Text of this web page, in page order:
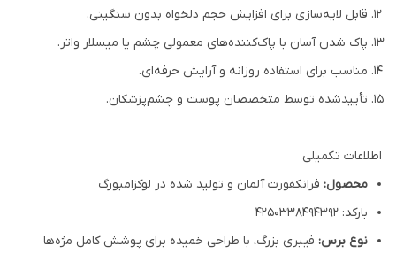
قابل لایه‌سازی برای افزایش حجم دلخواه بدون سنگینی.
پاک‌ شدن آسان با پاک‌کننده‌های معمولی چشم یا میسلار واتر.
مناسب برای استفاده روزانه و آرایش حرفه‌ای.
تأییدشده توسط متخصصان پوست و چشم‌پزشکان.
اطلاعات تکمیلی
محصول: فرانکفورت آلمان و تولید شده در لوکزامبورگ
بارکد: 4250338494392
نوع برس: فیبری بزرگ، با طراحی خمیده برای پوشش کامل مژه‌ها